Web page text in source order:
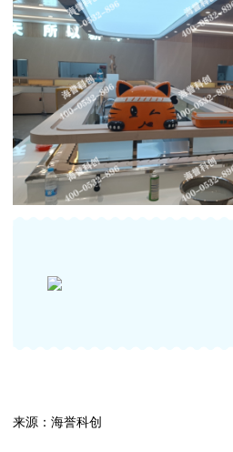
来源：海誉科创